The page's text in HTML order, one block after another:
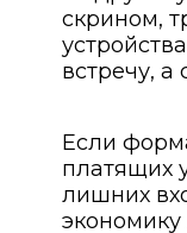
скрином,
встречу, а
Если
платящих
лишних